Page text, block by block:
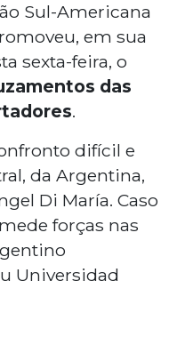
Sul-Americana
em sua
sexta-feira, o
das
.
difícil e
da Argentina,
Di María. Caso
forças nas
Universidad